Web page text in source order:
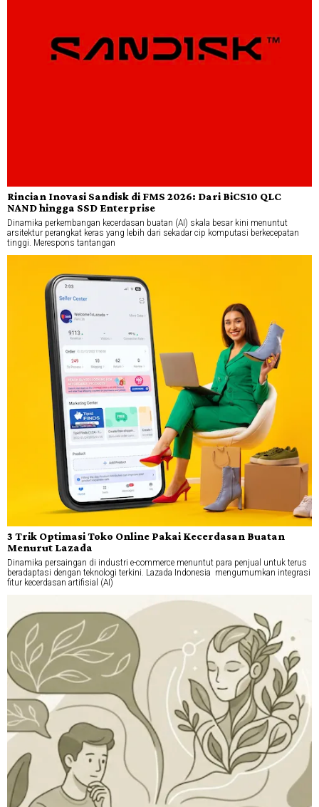
Rincian Inovasi Sandisk di FMS 2026: Dari BiCS10 QLC
NAND hingga SSD Enterprise
Dinamika perkembangan kecerdasan buatan (AI) skala besar kini menuntut
arsitektur perangkat keras yang lebih dari sekadar cip komputasi berkecepatan
tinggi. Merespons tantangan
3 Trik Optimasi Toko Online Pakai Kecerdasan Buatan
Menurut Lazada
Dinamika persaingan di industri e-commerce menuntut para penjual untuk terus
beradaptasi dengan teknologi terkini. Lazada Indonesia mengumumkan integrasi
fitur kecerdasan artifisial (AI)